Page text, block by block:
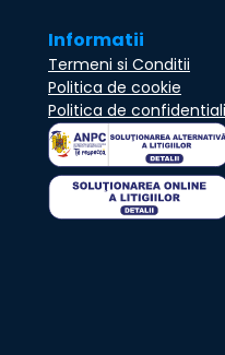
Informatii
Termeni si Conditii
Politica de cookie
Politica de